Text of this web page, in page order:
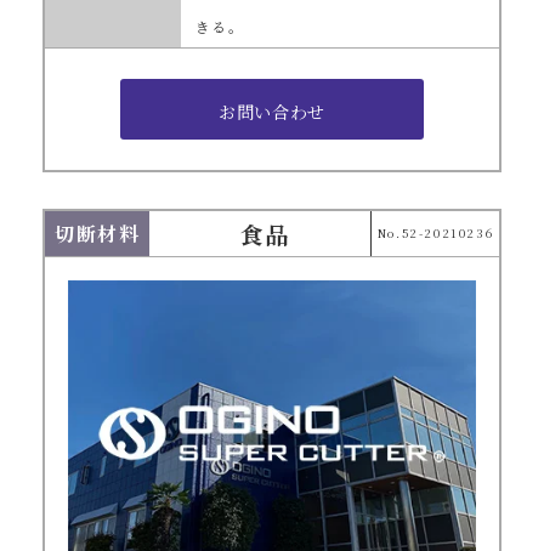
きる。
切断材料 食品 No.52-20210236